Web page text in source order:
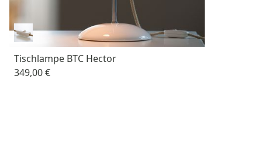
Tischlampe BTC Hector
349,00 €